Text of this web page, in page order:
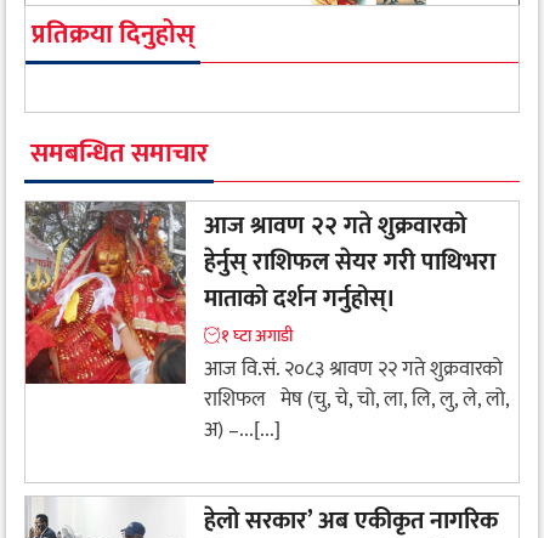
प्रतिक्रया दिनुहोस्
समबन्धित समाचार
आज श्रावण २२ गते शुक्रवारको
हेर्नुस् राशिफल सेयर गरी पाथिभरा
माताको दर्शन गर्नुहोस्।
१ घ्टा अगाडी
आज वि.सं. २०८३ श्रावण २२ गते शुक्रवारको
राशिफल मेष (चु, चे, चो, ला, लि, लु, ले, लो,
अ) –...[...]
हेलो सरकार’ अब एकीकृत नागरिक